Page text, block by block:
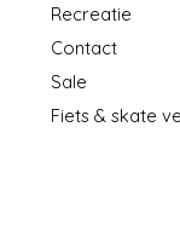
Recreatie
Contact
Sale
Fiets & skate